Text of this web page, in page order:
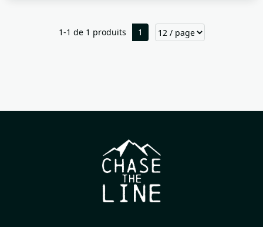
1-1 de 1 produits 1